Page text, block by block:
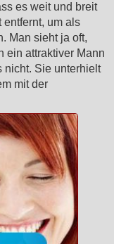
es weit und breit
entfernt, um als
Man sieht ja oft,
ein attraktiver Mann
nicht. Sie unterhielt
mit der